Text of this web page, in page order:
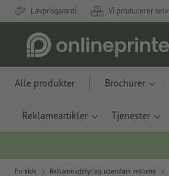
Lavprisgaranti Vi producerer selv
Alle produkter Brochurer
Reklameartikler Tjenester
Forside Reklameudstyr og udendørs reklame